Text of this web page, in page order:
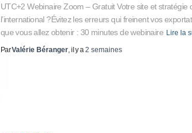
UTC+2 Webinaire Zoom – Gratuit Votre site et stratégie
l’international ?Évitez les erreurs qui freinent vos
que vous allez obtenir : 30 minutes de webinaire Lire la
ParValérie Béranger, il y a2 semaines